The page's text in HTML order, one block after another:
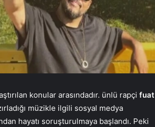
konular arasındadır. ünlü rapçi fuat
müzikle ilgili sosyal medya
hayatı soruşturulmaya başlandı. Peki